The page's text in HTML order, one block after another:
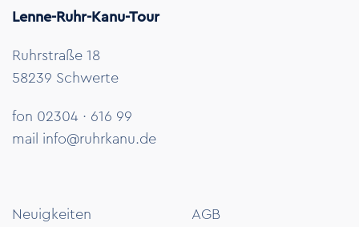
Lenne-Ruhr-Kanu-Tour
Ruhrstraße 18
58239 Schwerte
fon 02304 · 616 99
mail info@ruhrkanu.de
Neuigkeiten
AGB